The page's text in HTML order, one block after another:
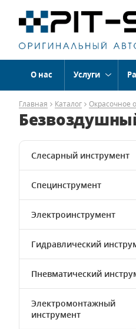
О нас Услуги
Главная Каталог Окрасочное
Слесарный инструмент
Специнструмент
Электроинструмент
Гидравлический
Пневматический
Электромонтажный
инструмент